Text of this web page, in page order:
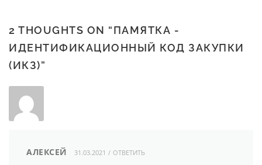
2 THOUGHTS ON “ПАМЯТКА -
ИДЕНТИФИКАЦИОННЫЙ КОД ЗАКУПКИ
(ИКЗ)”
АЛЕКСЕЙ 31.03.2021 / ОТВЕТИТЬ